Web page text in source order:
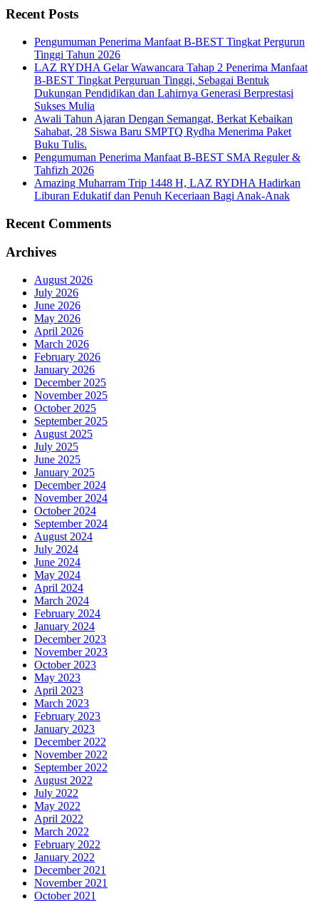
Recent Posts
Pengumuman Penerima Manfaat B-BEST Tingkat Pergurun
Tinggi Tahun 2026
LAZ RYDHA Gelar Wawancara Tahap 2 Penerima Manfaat
B-BEST Tingkat Perguruan Tinggi, Sebagai Bentuk
Dukungan Pendidikan dan Lahirnya Generasi Berprestasi
Sukses Mulia
Awali Tahun Ajaran Dengan Semangat, Berkat Kebaikan
Sahabat, 28 Siswa Baru SMPTQ Rydha Menerima Paket
Buku Tulis.
Pengumuman Penerima Manfaat B-BEST SMA Reguler &
Tahfizh 2026
Amazing Muharram Trip 1448 H, LAZ RYDHA Hadirkan
Liburan Edukatif dan Penuh Keceriaan Bagi Anak-Anak
Recent Comments
Archives
August 2026
July 2026
June 2026
May 2026
April 2026
March 2026
February 2026
January 2026
December 2025
November 2025
October 2025
September 2025
August 2025
July 2025
June 2025
January 2025
December 2024
November 2024
October 2024
September 2024
August 2024
July 2024
June 2024
May 2024
April 2024
March 2024
February 2024
January 2024
December 2023
November 2023
October 2023
May 2023
April 2023
March 2023
February 2023
January 2023
December 2022
November 2022
September 2022
August 2022
July 2022
May 2022
April 2022
March 2022
February 2022
January 2022
December 2021
November 2021
October 2021